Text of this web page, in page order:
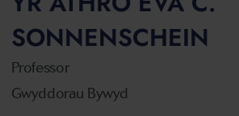
SONNENSCHEIN
Professor
Gwyddorau Bywyd